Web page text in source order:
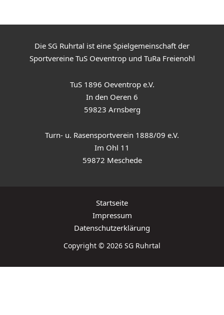
Die SG Ruhrtal ist eine Spielgemeinschaft der
Sportvereine TuS Oeventrop und TuRa Freienohl
TuS 1896 Oeventrop e.V.
In den Oeren 6
59823 Arnsberg
Turn- u. Rasensportverein 1888/09 e.V.
Im Ohl 11
59872 Meschede
Startseite
Impressum
Datenschutzerklärung
Copyright © 2026 SG Ruhrtal